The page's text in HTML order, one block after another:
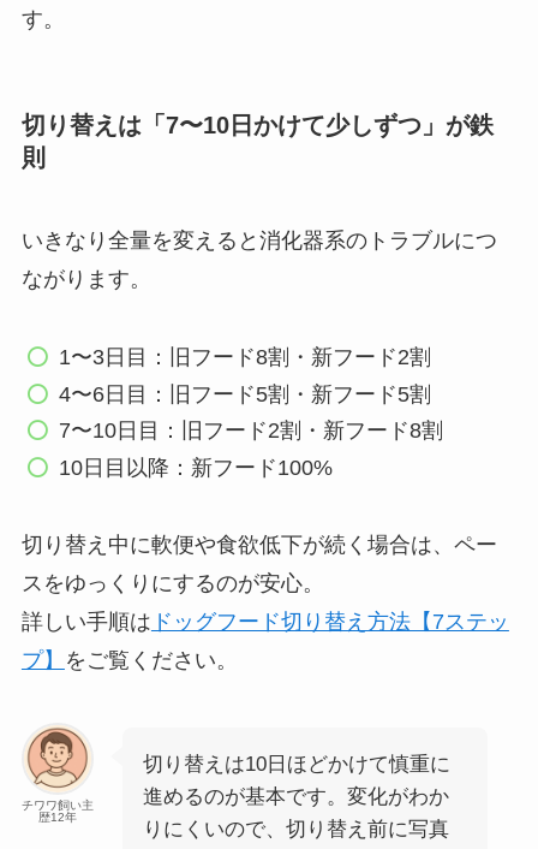
す。
切り替えは「7〜10日かけて少しずつ」が鉄
則
いきなり全量を変えると消化器系のトラブルにつ
ながります。
1〜3日目：旧フード8割・新フード2割
4〜6日目：旧フード5割・新フード5割
7〜10日目：旧フード2割・新フード8割
10日目以降：新フード100%
切り替え中に軟便や食欲低下が続く場合は、ペー
スをゆっくりにするのが安心。
詳しい手順は ドッグフード切り替え方法【7ステッ
プ】
をご覧ください。
チワワ飼い主
歴12年
切り替えは10日ほどかけて慎重に
進めるのが基本です。変化がわか
りにくいので、切り替え前に写真